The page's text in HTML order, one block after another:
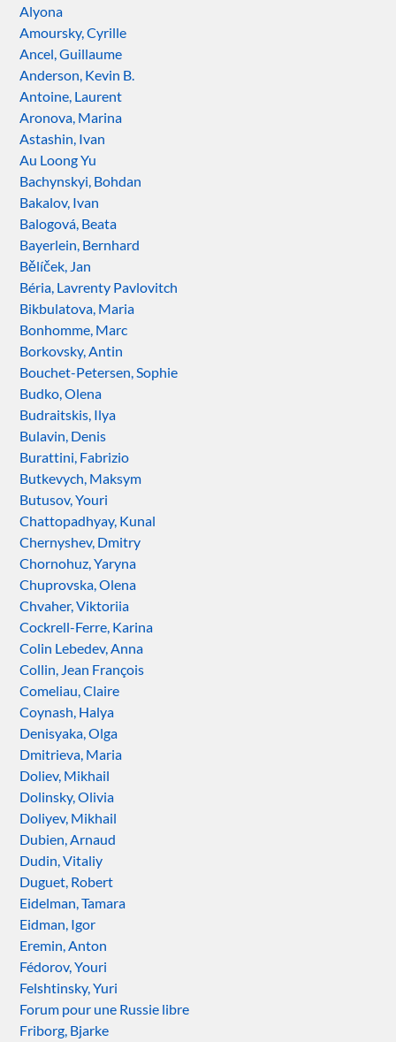
Alyona
Amoursky, Cyrille
Ancel, Guillaume
Anderson, Kevin B.
Antoine, Laurent
Aronova, Marina
Astashin, Ivan
Au Loong Yu
Bachynskyi, Bohdan
Bakalov, Ivan
Balogová, Beata
Bayerlein, Bernhard
Bělíček, Jan
Béria, Lavrenty Pavlovitch
Bikbulatova, Maria
Bonhomme, Marc
Borkovsky, Antin
Bouchet-Petersen, Sophie
Budko, Olena
Budraitskis, Ilya
Bulavin, Denis
Burattini, Fabrizio
Butkevych, Maksym
Butusov, Youri
Chattopadhyay, Kunal
Chernyshev, Dmitry
Chornohuz, Yaryna
Chuprovska, Olena
Chvaher, Viktoriia
Cockrell-Ferre, Karina
Colin Lebedev, Anna
Collin, Jean François
Comeliau, Claire
Coynash, Halya
Denisyaka, Olga
Dmitrieva, Maria
Doliev, Mikhail
Dolinsky, Olivia
Doliyev, Mikhail
Dubien, Arnaud
Dudin, Vitaliy
Duguet, Robert
Eidelman, Tamara
Eidman, Igor
Eremin, Anton
Fédorov, Youri
Felshtinsky, Yuri
Forum pour une Russie libre
Friborg, Bjarke